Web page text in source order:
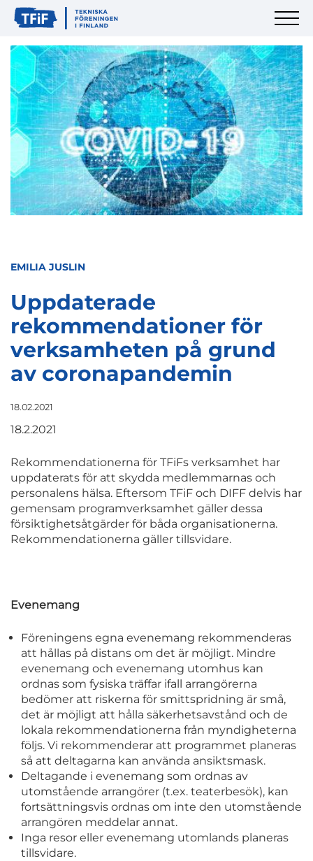
EMILIA JUSLIN
Uppdaterade
rekommendationer för
verksamheten på grund
av coronapandemin
18.02.2021
18.2.2021
Rekommendationerna för TFiFs verksamhet har
uppdaterats för att skydda medlemmarnas och
personalens hälsa. Eftersom TFiF och DIFF delvis har
gemensam programverksamhet gäller dessa
försiktighetsåtgärder för båda organisationerna.
Rekommendationerna gäller tillsvidare.
Evenemang
Föreningens egna evenemang rekommenderas
att hållas på distans om det är möjligt. Mindre
evenemang och evenemang utomhus kan
ordnas som fysiska träffar ifall arrangörerna
bedömer att riskerna för smittspridning är små,
det är möjligt att hålla säkerhetsavstånd och de
lokala rekommendationerna från myndigheterna
följs. Vi rekommenderar att programmet planeras
så att deltagarna kan använda ansiktsmask.
Deltagande i evenemang som ordnas av
utomstående arrangörer (t.ex. teaterbesök), kan
fortsättningsvis ordnas om inte den utomstående
arrangören meddelar annat.
Inga resor eller evenemang utomlands planeras
tillsvidare.